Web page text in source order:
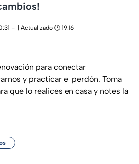
| Actualizado 🕑 19:16
para conectar
y practicar el perdón. Toma
que lo realices en casa y notes la